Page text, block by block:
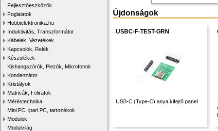
Fejlesztőeszközök
Foglalatok
Hobbielektronika.hu
Induktivitás, Transzformátor
Kábelek, Vezetékek
Kapcsolók, Relék
Készülékek
Kishangszórók, Piezók, Mikrofonok
Kondenzátor
Kristályok
Matricák, Feliratok
Méréstechnika
Mini PC, ipari PC, tartozékok
Modulok
Modulvilág
Újdonságok
USBC-F-TEST-GRN
USB-C (Type-C) anya kifejtő panel